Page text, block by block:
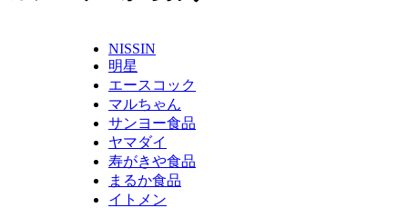
NISSIN
明星
エースコック
マルちゃん
サンヨー食品
ヤマダイ
寿がきや食品
まるか食品
イトメン